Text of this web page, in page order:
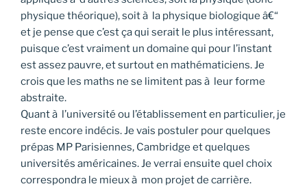
physique théorique), soit à la physique biologique â€“
et je pense que c’est ça qui serait le plus intéressant,
puisque c’est vraiment un domaine qui pour l’instant
est assez pauvre, et surtout en mathématiciens. Je
crois que les maths ne se limitent pas à leur forme
abstraite.
Quant à l’université ou l’établissement en particulier, je
reste encore indécis. Je vais postuler pour quelques
prépas MP Parisiennes, Cambridge et quelques
universités américaines. Je verrai ensuite quel choix
correspondra le mieux à mon projet de carrière.